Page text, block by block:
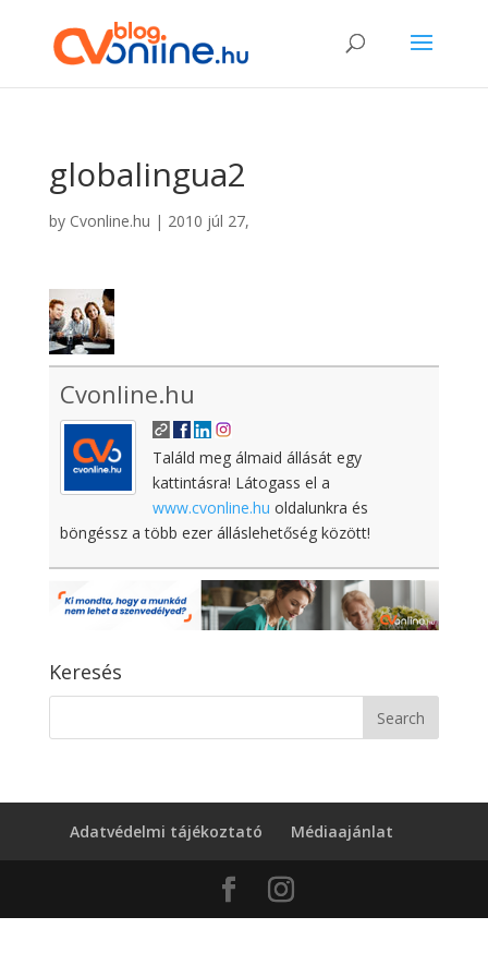
globalingua2
by Cvonline.hu | 2010 júl 27,
Cvonline.hu
Találd meg álmaid állását egy
kattintásra! Látogass el a
www.cvonline.hu oldalunkra és
böngéssz a több ezer álláslehetőség között!
Keresés
Adatvédelmi tájékoztató Médiaajánlat